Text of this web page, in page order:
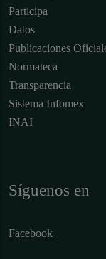
Participa
Datos
Publicaciones
Normateca
Transparencia
Sistema Infomex
INAI
Síguenos en
Facebook